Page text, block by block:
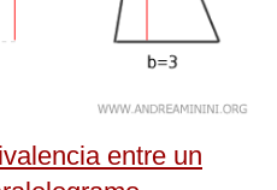
entre un